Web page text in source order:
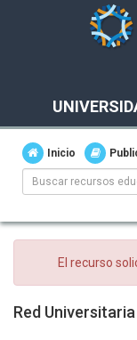
Inicio
El recurso
Red